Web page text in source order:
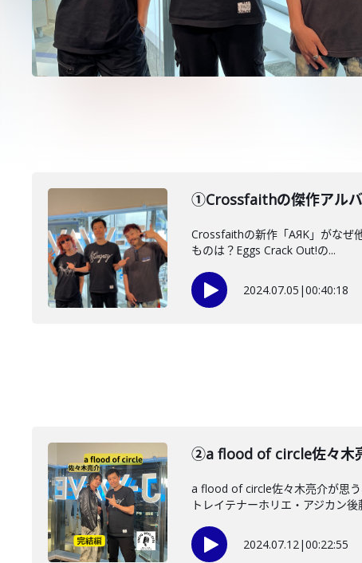
①Crossfaithの傑作アルバ
Crossfaithの新作「AЯK」がなぜ
ものは？Eggs Crack Out!の...
2024.07.05 |00:40:18
②a flood of circle佐々木
a flood of circle佐々木亮介が思
トレイテナーホリエ・アジカン後
2024.07.12|00:22:55